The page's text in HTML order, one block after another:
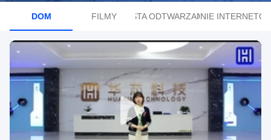
DOM FILMY LISTA ODTWARZANIA
STRONIE